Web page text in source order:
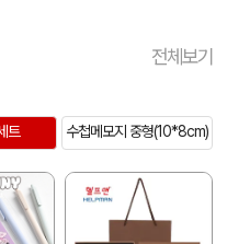
전체보기
트 수첩메모지 중형(10*8cm)